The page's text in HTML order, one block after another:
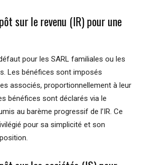
sur le revenu (IR) pour une
pour les SARL familiales ou les
Les bénéfices sont imposés
associés, proportionnellement à leur
bénéfices sont déclarés via le
au barème progressif de l’IR. Ce
pour sa simplicité et son